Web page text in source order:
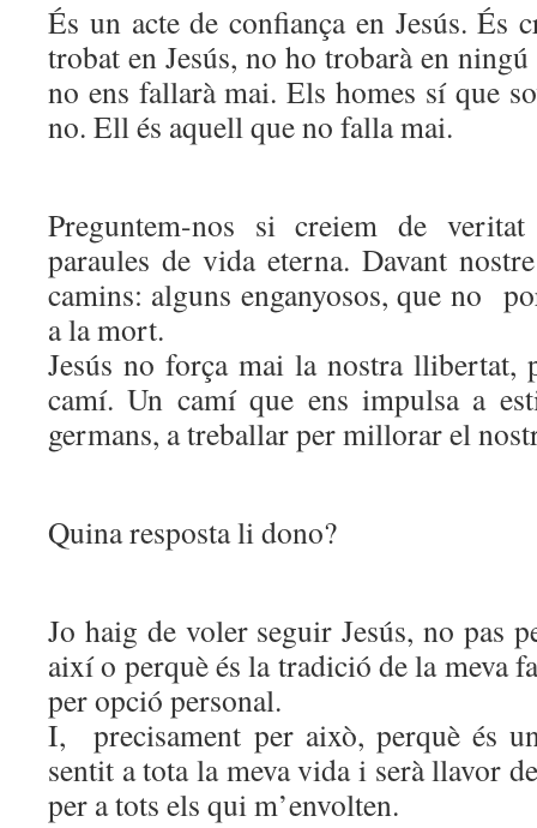
És un acte de confiança en Jesús.
trobat en Jesús, no ho trobarà en
no ens fallarà mai. Els homes sí que
no. Ell és aquell que no falla mai.
Preguntem-nos si creiem de
paraules de vida eterna. Davant
camins: alguns enganyosos, que no
a la mort.
Jesús no força mai la nostra llibertat,
camí. Un camí que ens impulsa a
germans, a treballar per millorar el
Quina resposta li dono?
Jo haig de voler seguir Jesús, no pas
així o perquè és la tradició de la meva
per opció personal.
I, precisament per això, perquè és
sentit a tota la meva vida i serà llavor
per a tots els qui m’envolten.